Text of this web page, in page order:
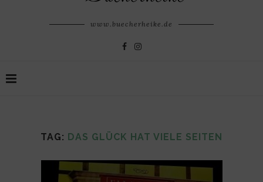
www.buecherheike.de
TAG: DAS GLÜCK HAT VIELE SEITEN